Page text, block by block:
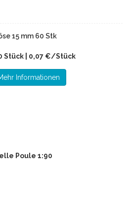
15 mm 60 Stk
Stück | 0,07 €/Stück
Informationen